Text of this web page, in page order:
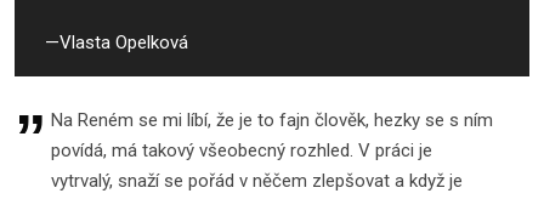
Vlasta Opelková
Na Reném se mi líbí, že je to fajn člověk, hezky se s ním
povídá, má takový všeobecný rozhled. V práci je
vytrvalý, snaží se pořád v něčem zlepšovat a když je